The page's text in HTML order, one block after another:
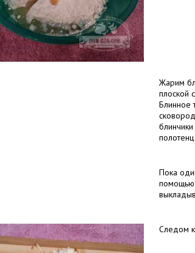
Жарим
плоской
Блинное
Пока
помощью
Следом